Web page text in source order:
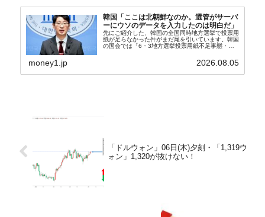
韓国「ここは北朝鮮なのか。選管がサーバ
ーにウソのデータを入力したのは明白だ」
先にご紹介した、韓国の全国同時地方選挙で投票用
紙が足らなかった件がまだ尾を引いています。韓国
の国会では「6・3地方選挙投票用紙不足事態・国
す。『国民の力』の朱晋佑（チュ・ジヌ）議員はそ
money1.jp 2026.08.05
「ドルウォン」06日(木)夕刻・「1,319ウ
ォン」1,320が抜けない！